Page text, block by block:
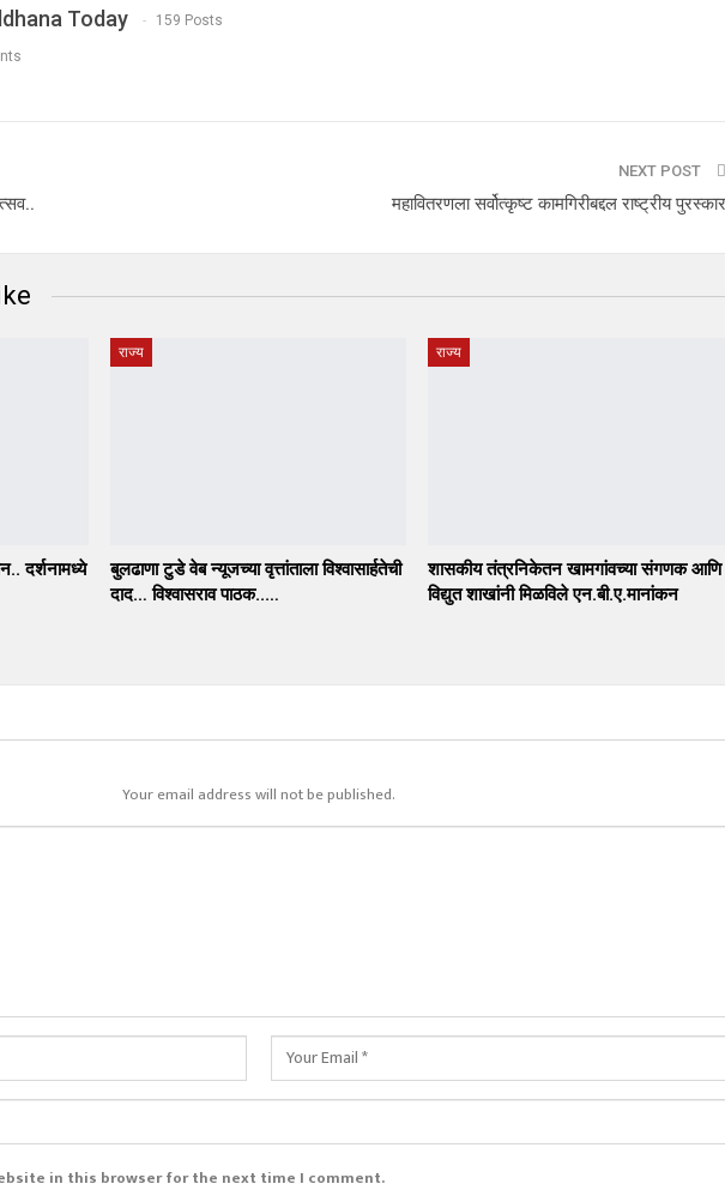
Today 159 Posts
NEXT POST
महावितरणला सर्वोत्कृष्ट कामगिरीबद्दल राष्ट्रीय पुरस्कार
दर्शनामध्ये
राज्य
बुलढाणा टुडे वेब न्यूजच्या वृत्तांताला विश्वासार्हतेची
दाद… विश्वासराव पाठक..…
राज्य
शासकीय तंत्रनिकेतन खामगांवच्या संगणक आणि
विद्युत शाखांनी मिळविले एन.बी.ए.मानांकन
Your email address will not be published.
in this browser for the next time I comment.